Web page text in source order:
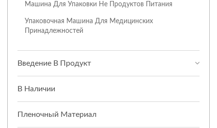
Машина Для Упаковки Не Продуктов Питания
Упаковочная Машина Для Медицинских
Принадлежностей
Введение В Продукт
В Наличии
Пленочный Материал